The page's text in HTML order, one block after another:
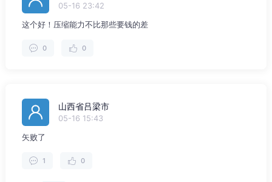
05-16 23:42
这个好！压缩能力不比那些要钱的差
0 0
山西省吕梁市
05-16 15:43
矢败了
1 0